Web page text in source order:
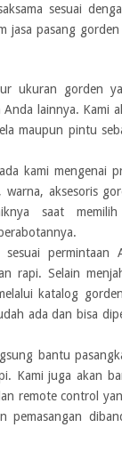
sesuai
jasa pasang
ukuran gorden
lainnya. Kami
maupun pintu
kami mengenai
aksesoris
saat
sesuai permintaan
rapi. Selain
katalog
ada dan bisa
bantu
Kami juga akan
remote control
pemasangan